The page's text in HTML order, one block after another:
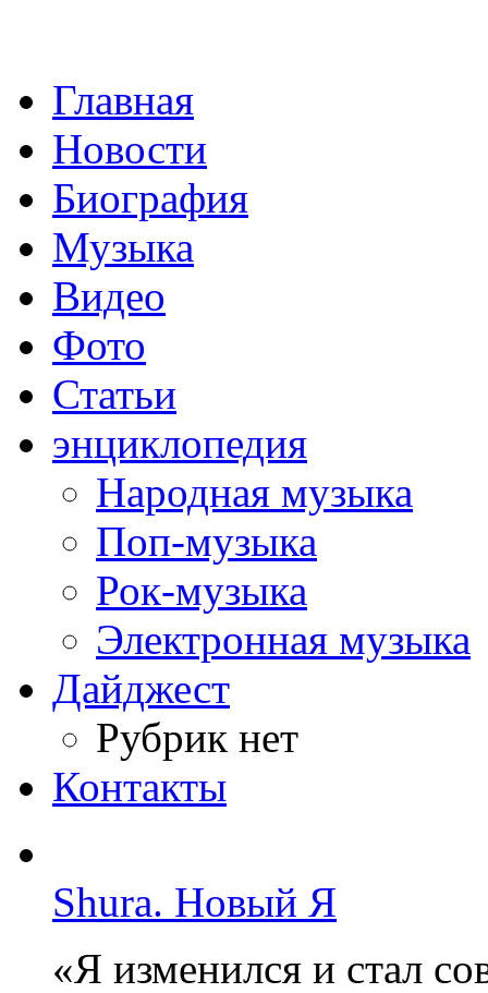
Главная
Новости
Биография
Музыка
Видео
Фото
Статьи
энциклопедия
Народная музыка
Поп-музыка
Рок-музыка
Электронная музыка
Дайджест
Рубрик нет
Контакты
Shura. Новый Я
«Я изменился и стал